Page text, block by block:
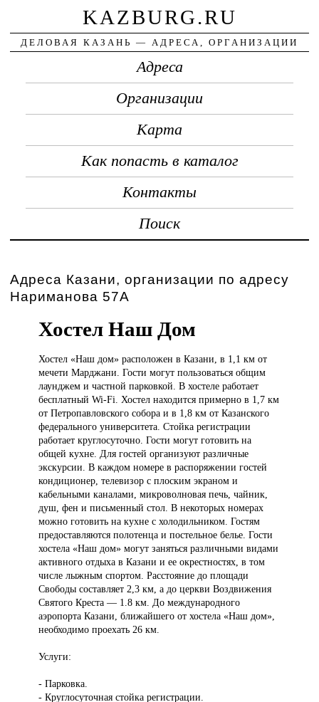
KAZBURG.RU
ДЕЛОВАЯ КАЗАНЬ — АДРЕСА, ОРГАНИЗАЦИИ
Адреса
Организации
Карта
Как попасть в каталог
Контакты
Поиск
Адреса Казани, организации по адресу
Нариманова 57А
Хостел Наш Дом
Хостел «Нашдом» расположен в Казани, в 1,1 км от
мечети Марджани. Гости могут пользоваться общим
лаунджем и частной парковкой. В хостеле работает
бесплатный Wi-Fi. Хостел находится примерно в 1,7 км
от Петропавловского собора и в 1,8 км от Казанского
федерального университета. Стойка регистрации
работает круглосуточно. Гости могут готовить на
общей кухне. Для гостей организуют различные
экскурсии. В каждом номере в распоряжении гостей
кондиционер, телевизор с плоским экраном и
кабельными каналами, микроволновая печь, чайник,
душ, фен и письменный стол. В некоторых номерах
можно готовить на кухне с холодильником. Гостям
предоставляются полотенца и постельное белье. Гости
хостела «Наш дом» могут заняться различными видами
активного отдыха в Казани и ее окрестностях, в том
числе лыжным спортом. Расстояние до площади
Свободы составляет 2,3 км, а до церкви Воздвижения
Святого Креста — 1.8 км. До международного
аэропорта Казани, ближайшего от хостела «Наш дом»,
необходимо проехать 26 км.
Услуги:
- Парковка.
- Круглосуточная стойка регистрации.